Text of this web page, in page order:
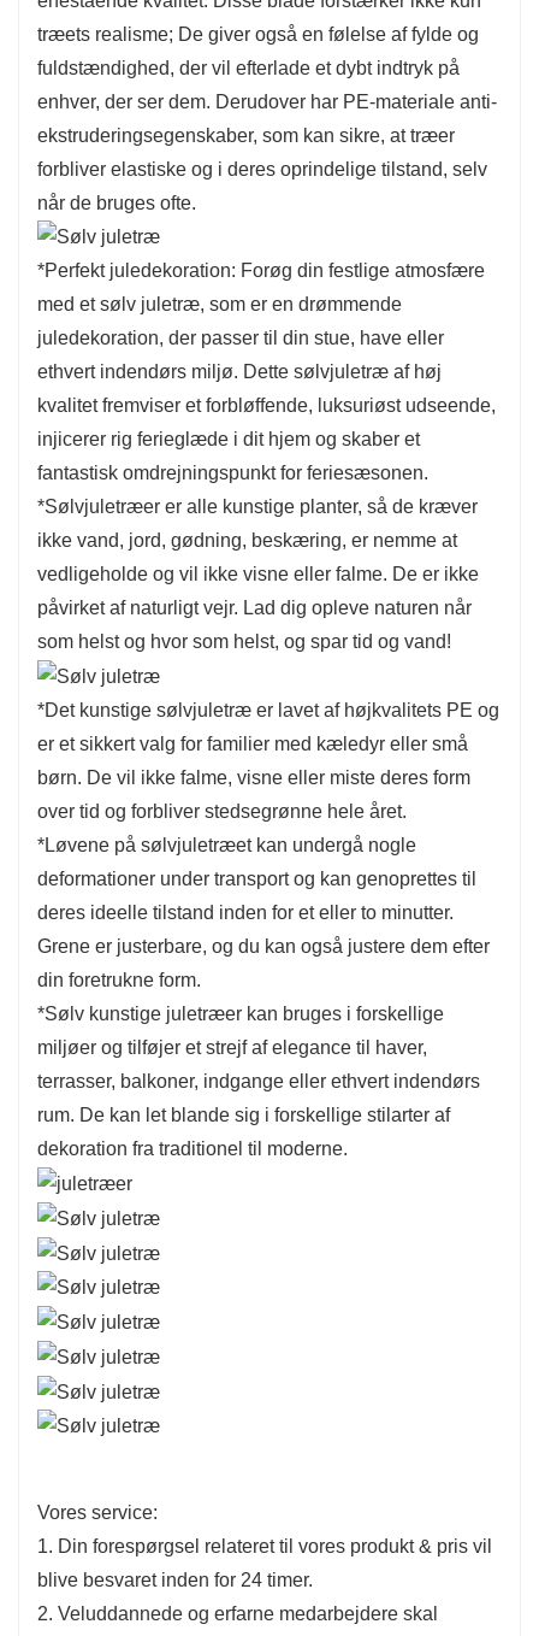
4. Perfekt til festivaler: Juletræet med
hundrede af grenspidser giver generøs plads til
at hænge julepynt og indretning op, klassiske
juleelementer og sne gør det til en fantastisk
indretning til jul og festivaler, tilføjer mere
spænding til dit liv, gør din familie fuld af
julestemning .
5. Let at placere og opbevare:
nem opbevaring, hvilket gør ferieforberedelse
og rengøring ubesværet. Nyd et smukt
dekoreret træ uden den sædvanlige opsætning.
træets realisme; De giver også en følelse af fylde og
fuldstændighed, der vil efterlade et dybt indtryk på
enhver, der ser dem. Derudover har PE-materiale anti-
ekstruderingsegenskaber, som kan sikre, at træer
forbliver elastiske og i deres oprindelige tilstand, selv
når de bruges ofte.
*Perfekt juledekoration: Forøg din festlige atmosfære
med et sølv juletræ, som er en drømmende
juledekoration, der passer til din stue, have eller
ethvert indendørs miljø. Dette sølvjuletræ af høj
kvalitet fremviser et forbløffende, luksuriøst udseende,
injicerer rig ferieglæde i dit hjem og skaber et
fantastisk omdrejningspunkt for feriesæsonen.
*Sølvjuletræer er alle kunstige planter, så de kræver
ikke vand, jord, gødning, beskæring, er nemme at
vedligeholde og vil ikke visne eller falme. De er ikke
påvirket af naturligt vejr. Lad dig opleve naturen når
som helst og hvor som helst, og spar tid og vand!
*Det kunstige sølvjuletræ er lavet af højkvalitets PE og
er et sikkert valg for familier med kæledyr eller små
børn. De vil ikke falme, visne eller miste deres form
over tid og forbliver stedsegrønne hele året.
*Løvene på sølvjuletræet kan undergå nogle
deformationer under transport og kan genoprettes til
deres ideelle tilstand inden for et eller to minutter.
Grene er justerbare, og du kan også justere dem efter
din foretrukne form.
*Sølv kunstige juletræer kan bruges i forskellige
miljøer og tilføjer et strejf af elegance til haver,
terrasser, balkoner, indgange eller ethvert indendørs
rum. De kan let blande sig i forskellige stilarter af
dekoration fra traditionel til moderne.
Vores service:
1. Din forespørgsel relateret til vores produkt & pris vil
blive besvaret inden for 24 timer.
2. Veluddannede og erfarne medarbejdere skal